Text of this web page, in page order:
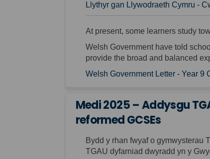
Llythyr gan Llywodraeth Cymru -
At present, some learners study
Welsh Government have told
provide the broad and balanced
Welsh Government Letter - Year 9
Medi 2025 – Addysgu
reformed GCSEs
Bydd y rhan fwyaf o gymwysterau
TGAU dyfarniad dwyradd yn y